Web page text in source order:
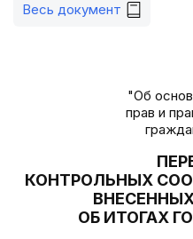
Весь документ
"Об
прав и
КОНТРОЛЬНЫХ
ОБ ИТОГАХ